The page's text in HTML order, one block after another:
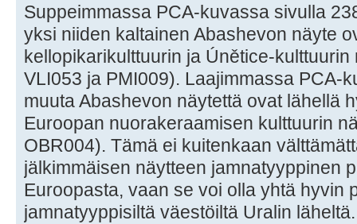
Suppeimmassa PCA-kuvassa sivulla
yksi niiden kaltainen Abashevon näyte
kellopikarikulttuurin ja Únětice-kulttuurin
VLI053 ja PMI009). Laajimmassa PCA-
muuta Abashevon näytettä ovat lähellä
Euroopan nuorakeraamisen kulttuurin
OBR004). Tämä ei kuitenkaan
jälkimmäisen näytteen jamnatyyppinen
Euroopasta, vaan se voi olla yhtä hyvin
jamnatyyppisiltä väestöiltä Uralin läheltä.